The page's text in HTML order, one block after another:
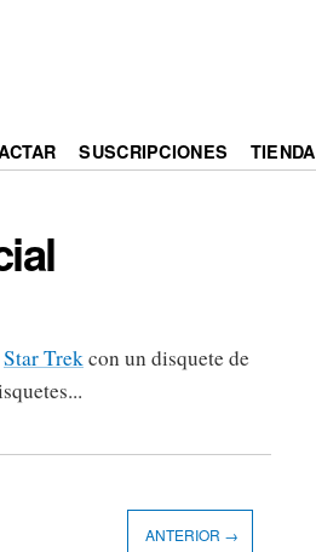
SUSCRIPCIONES TIENDA
Star Trekcon un disquete de
ANTERIOR →